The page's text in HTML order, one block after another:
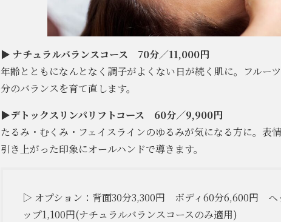
▶︎ ナチュラルバランスコース 70分／11,000円
年齢とともになんとなく調子がよくない日が続く肌に。フルー
分のバランスを育て直します。
▶デトックスリンパリフトコース 60分／9,900円
たるみ・むくみ・フェイスラインのゆるみが気になる方に。表
引き上がった印象にオールハンドで導きます。
▷ オプション：背面30分3,300円 ボディ60分6,600円
ップ1,100円(ナチュラルバランスコースのみ適用)